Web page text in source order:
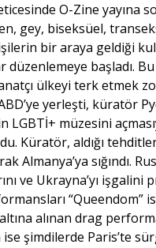
O-Zine yayına
gey, biseksüel,
bir araya geldiği
düzenlemeye başladı.
ülkeyi terk etmek
yerleşti, küratör
LGBTİ+ müzesini
Küratör, aldığı
Almanya’ya sığındı.
ve Ukrayna’yı işgalini
“Queendom”
alınan drag
ise şimdilerde Paris’te